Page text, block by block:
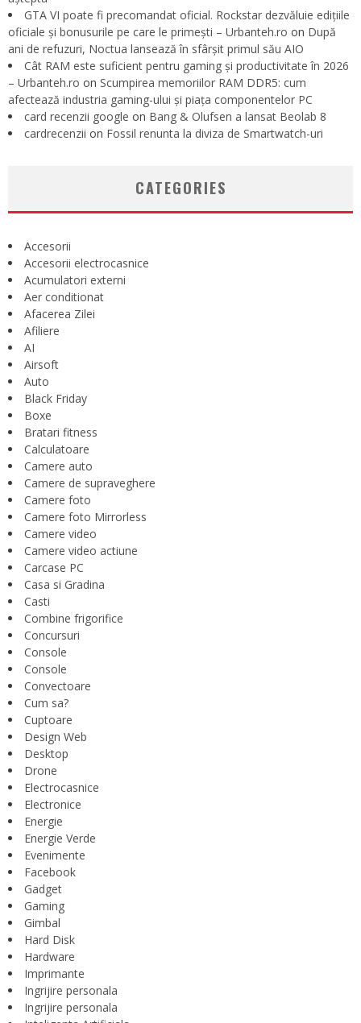
GTA VI poate fi precomandat oficial. Rockstar dezvăluie edițiile
oficiale și bonusurile pe care le primești – Urbanteh.ro on După
ani de refuzuri, Noctua lansează în sfârșit primul său AIO
Cât RAM este suficient pentru gaming și productivitate în 2026
– Urbanteh.ro on Scumpirea memoriilor RAM DDR5: cum
afectează industria gaming-ului și piața componentelor PC
card recenzii google on Bang & Olufsen a lansat Beolab 8
cardrecenzii on Fossil renunta la diviza de Smartwatch-uri
CATEGORIES
Accesorii
Accesorii electrocasnice
Acumulatori externi
Aer conditionat
Afacerea Zilei
Afiliere
AI
Airsoft
Auto
Black Friday
Boxe
Bratari fitness
Calculatoare
Camere auto
Camere de supraveghere
Camere foto
Camere foto Mirrorless
Camere video
Camere video actiune
Carcase PC
Casa si Gradina
Casti
Combine frigorifice
Concursuri
Console
Console
Convectoare
Cum sa?
Cuptoare
Design Web
Desktop
Drone
Electrocasnice
Electronice
Energie
Energie Verde
Evenimente
Facebook
Gadget
Gaming
Gimbal
Hard Disk
Hardware
Imprimante
Ingrijire personala
Ingrijire personala